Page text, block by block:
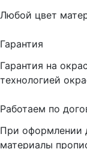
Любой цвет
Гарантия
Гарантия на
технологией
Работаем по
При оформлении
материалы